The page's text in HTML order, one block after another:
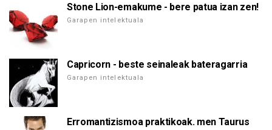
Stone Lion-emakume - bere patua izan zen!
Garapen intelektuala
Capricorn - beste seinaleak bateragarria
Garapen intelektuala
Erromantizismoa praktikoak. men Taurus